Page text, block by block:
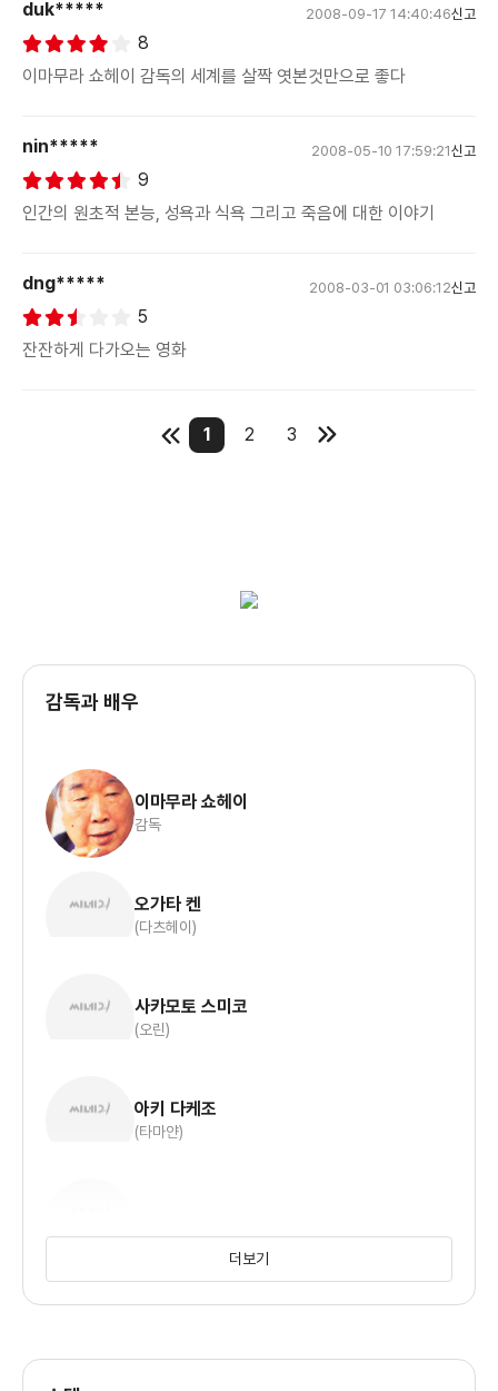
duk***** 2008-09-17 14:40:46신고
8
이마무라 쇼헤이 감독의 세계를 살짝 엿본것만으로 좋다
nin***** 2008-05-10 17:59:21신고
9
인간의 원초적 본능, 성욕과 식욕 그리고 죽음에 대한 이야기
dng***** 2008-03-01 03:06:12신고
5
잔잔하게 다가오는 영화
1 2 3
감독과 배우
이마무라 쇼헤이
감독
오가타 켄
(다츠헤이)
사카모토 스미코
(오린)
아키 다케조
(타마얀)
더보기